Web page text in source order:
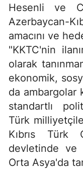
Hesenli ve
Azerbaycan-
amacını ve
"KKTC'nin
olarak
ekonomik,
da ambargolar
standartlı
Türk
Kıbrıs Türk
devletinde ve
Orta Asya'da